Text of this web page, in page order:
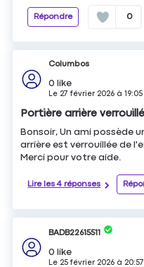
Répondre 0
Columbos
0 like
Le 27 février 2026 à19:05
Portière arrière
Bonsoir, Un ami possède
arrière est verrouillée de
Merci pour votre aide.
Lire les 4 réponses
BADB22615511
0 like
Le 25 février 2026 à 20:57